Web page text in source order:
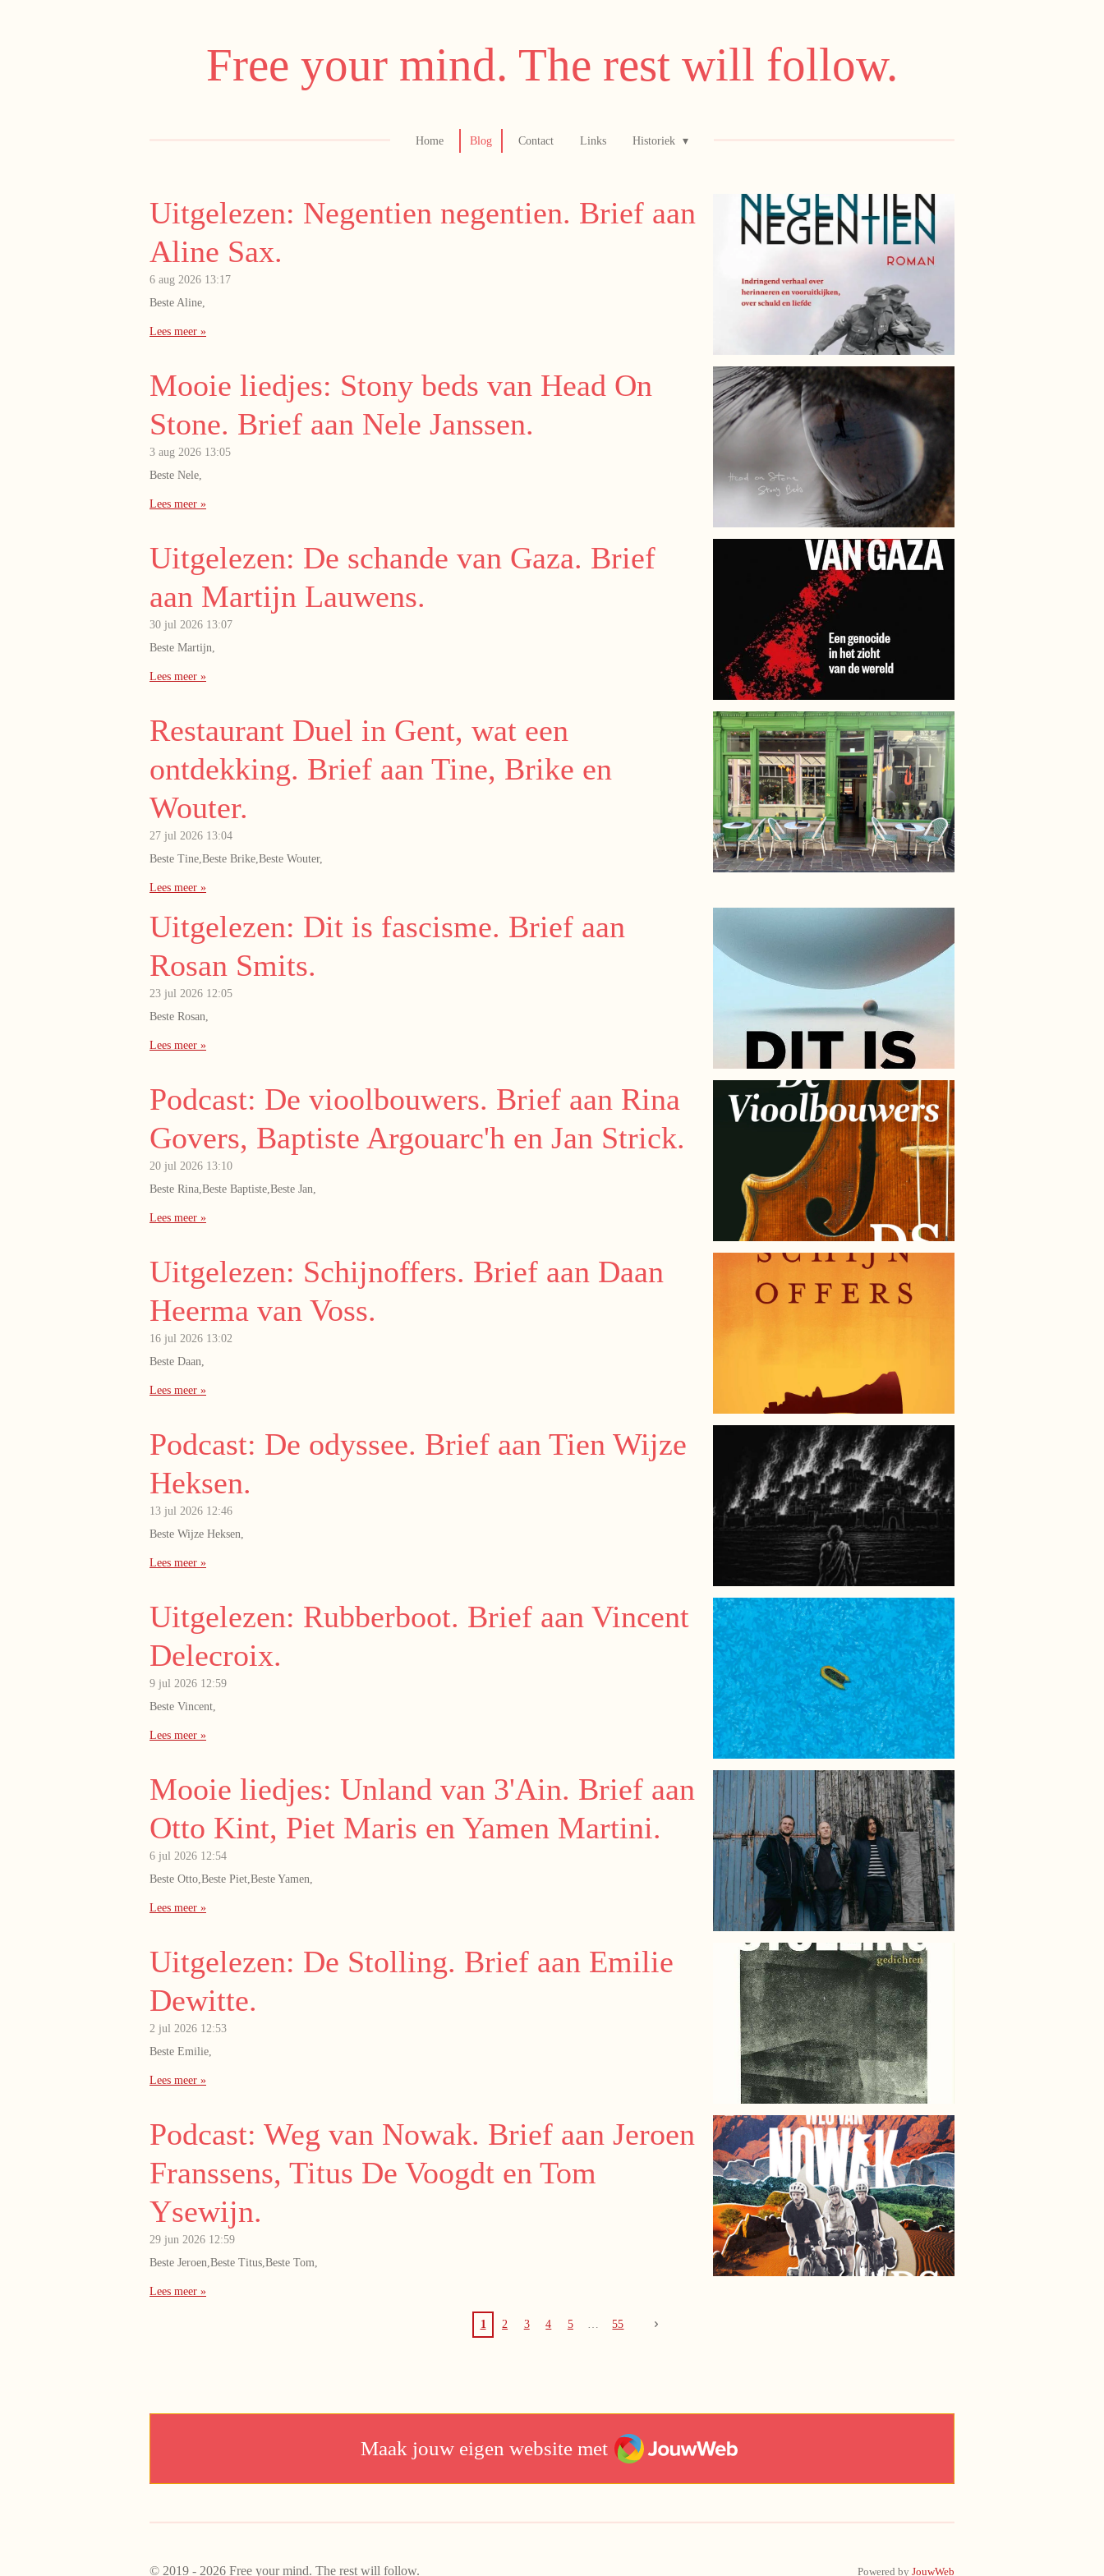
Free your mind. The rest will follow.
Home Blog Contact Links Historiek
Uitgelezen: Negentien negentien. Brief aan
Aline Sax.
6 aug 2026 13:17
Beste Aline,
Lees meer »
Mooie liedjes: Stony beds van Head On
Stone. Brief aan Nele Janssen.
3 aug 2026 13:05
Beste Nele,
Lees meer »
Uitgelezen: De schande van Gaza. Brief
aan Martijn Lauwens.
30 jul 2026 13:07
Beste Martijn,
Lees meer »
Restaurant Duel in Gent, wat een
ontdekking. Brief aan Tine, Brike en
Wouter.
27 jul 2026 13:04
Beste Tine,Beste Brike,Beste Wouter,
Lees meer »
Uitgelezen: Dit is fascisme. Brief aan
Rosan Smits.
23 jul 2026 12:05
Beste Rosan,
Lees meer »
Podcast: De vioolbouwers. Brief aan Rina
Govers, Baptiste Argouarc'h en Jan Strick.
20 jul 2026 13:10
Beste Rina,Beste Baptiste,Beste Jan,
Lees meer »
Uitgelezen: Schijnoffers. Brief aan Daan
Heerma van Voss.
16 jul 2026 13:02
Beste Daan,
Lees meer »
Podcast: De odyssee. Brief aan Tien Wijze
Heksen.
13 jul 2026 12:46
Beste Wijze Heksen,
Lees meer »
Uitgelezen: Rubberboot. Brief aan Vincent
Delecroix.
9 jul 2026 12:59
Beste Vincent,
Lees meer »
Mooie liedjes: Unland van 3'Ain. Brief aan
Otto Kint, Piet Maris en Yamen Martini.
6 jul 2026 12:54
Beste Otto,Beste Piet,Beste Yamen,
Lees meer »
Uitgelezen: De Stolling. Brief aan Emilie
Dewitte.
2 jul 2026 12:53
Beste Emilie,
Lees meer »
Podcast: Weg van Nowak. Brief aan Jeroen
Franssens, Titus De Voogdt en Tom
Ysewijn.
29 jun 2026 12:59
Beste Jeroen,Beste Titus,Beste Tom,
Lees meer »
1 2 3 4 5 55
Maak jouw eigen website met JouwWeb
© 2019 - 2026 Free your mind. The rest will follow. Powered by JouwWeb